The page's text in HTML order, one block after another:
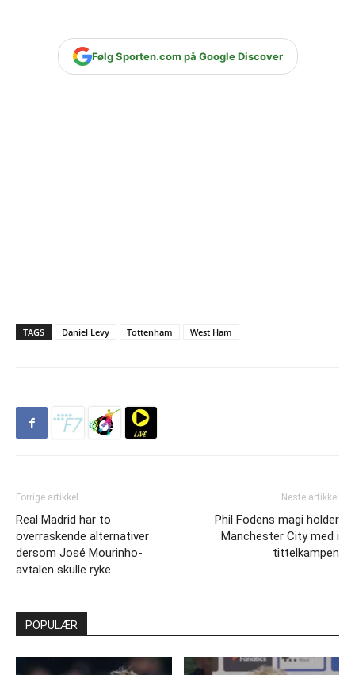
Følg Sporten.com på Google Discover
TAGS Daniel Levy Tottenham West Ham
Forrige artikkel
Real Madrid har to
overraskende alternativer
dersom José Mourinho-
avtalen skulle ryke
Neste artikkel
Phil Fodens magi holder
Manchester City med i
tittelkampen
POPULÆR